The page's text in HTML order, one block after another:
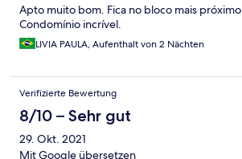
quem que curtir a praia, recomendo a
metros do hotel a direito (olhando o mar de
um pouco rústico, mas excelente.
Apto muito bom. Fica no bloco mais próximo
Condomínio incrível.
LIVIA PAULA, Aufenthalt von 2 Nächten
Verifizierte Bewertung
8/10 – Sehr gut
29. Okt. 2021
Mit Google übersetzen